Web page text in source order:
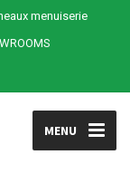
menuiserie
MENU